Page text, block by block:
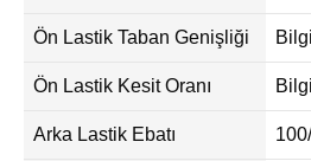
Ön Lastik Taban Genişliği
Ön Lastik Kesit Oranı
Arka Lastik Ebatı